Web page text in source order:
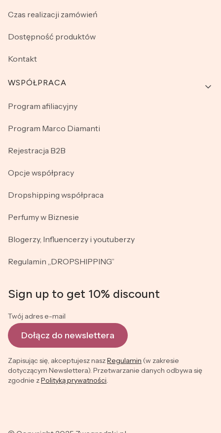
Czas realizacji zamówień
Dostępność produktów
Kontakt
WSPÓŁPRACA
Program afiliacyjny
Program Marco Diamanti
Rejestracja B2B
Opcje współpracy
Dropshipping współpraca
Perfumy w Biznesie
Blogerzy, Influencerzy i youtuberzy
Regulamin „DROPSHIPPING”
Sign up to get 10% discount
Twój adres e-mail
Dołącz do newslettera
Zapisując się, akceptujesz naszRegulamin (w zakresie
dotyczącym Newslettera). Przetwarzanie danych odbywa się
zgodnie zPolityką prywatności.